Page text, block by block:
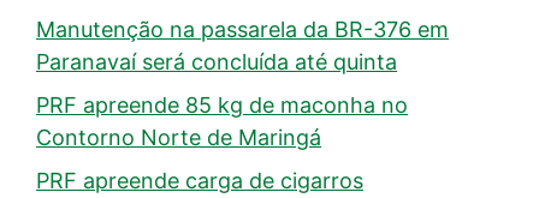
Manutenção na passarela da BR-376 em
Paranavaí será concluída até quinta
PRF apreende 85 kg de maconha no
Contorno Norte de Maringá
PRF apreende carga de cigarros